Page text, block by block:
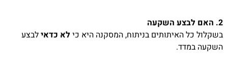
2. האם לבצע השקעה
בשקלול כל האיתותים בניתוח, המסקנה היא כילא כדאילבצע
השקעה במדד.